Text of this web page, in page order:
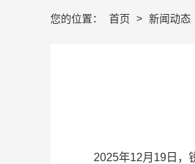
您的位置： 首页 > 新闻动态
2025年12月19日，锐